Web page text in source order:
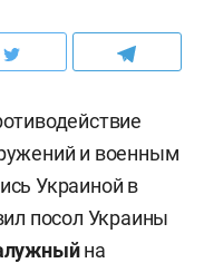
и военным
Украиной в
посол Украины
на